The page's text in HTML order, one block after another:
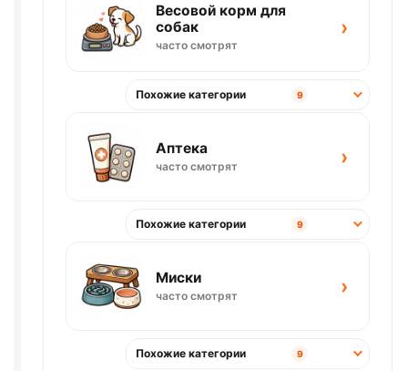
Весовой корм для
собак
часто смотрят
›
Похожие категории 9
Аптека
часто смотрят ›
Похожие категории 9
Миски
часто смотрят ›
Похожие категории 9